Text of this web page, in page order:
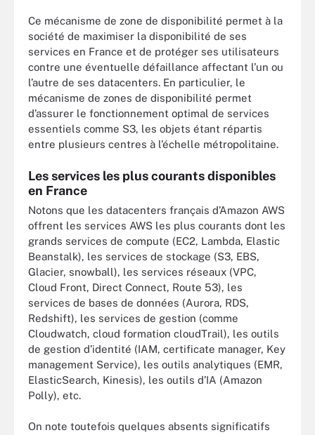
Ce mécanisme de zone de disponibilité permet à la
société de maximiser la disponibilité de ses
services en France et de protéger ses utilisateurs
contre une éventuelle défaillance affectant l’un ou
l’autre de ses datacenters. En particulier, le
mécanisme de zones de disponibilité permet
d’assurer le fonctionnement optimal de services
essentiels comme S3, les objets étant répartis
entre plusieurs centres à l’échelle métropolitaine.
Les services les plus courants disponibles
en France
Notons que les datacenters français d’Amazon AWS
offrent les services AWS les plus courants dont les
grands services de compute (EC2, Lambda, Elastic
Beanstalk), les services de stockage (S3, EBS,
Glacier, snowball), les services réseaux (VPC,
Cloud Front, Direct Connect, Route 53), les
services de bases de données (Aurora, RDS,
Redshift), les services de gestion (comme
Cloudwatch, cloud formation cloudTrail), les outils
de gestion d’identité (IAM, certificate manager, Key
management Service), les outils analytiques (EMR,
ElasticSearch, Kinesis), les outils d’IA (Amazon
Polly), etc.
On note toutefois quelques absents significatifs